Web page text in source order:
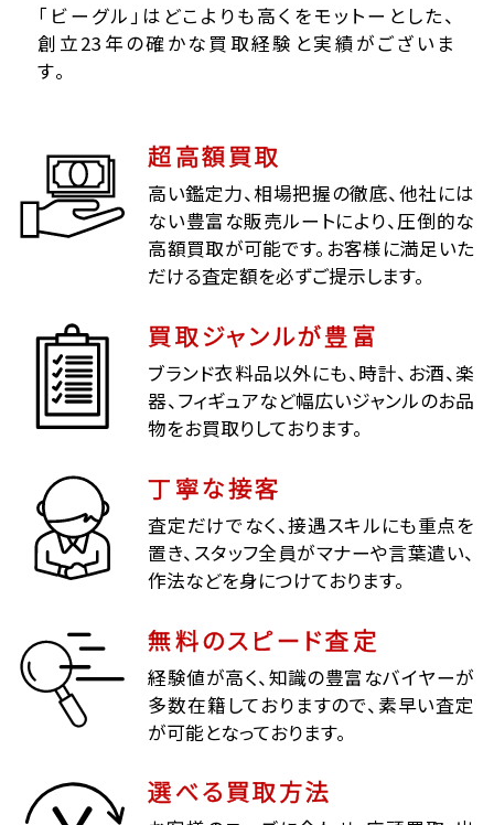
「ビーグル」はどこよりも高くをモットーとした、
創立23年の確かな買取経験と実績がございま
す。
超高額買取
高い鑑定力、相場把握の徹底、他社には
ない豊富な販売ルートにより、圧倒的な
高額買取が可能です。お客様に満足いた
だける査定額を必ずご提示します。
買取ジャンルが豊富
ブランド衣料品以外にも、時計、お酒、楽
器、フィギュアなど幅広いジャンルのお品
物をお買取りしております。
丁寧な接客
査定だけでなく、接遇スキルにも重点を
置き、スタッフ全員がマナーや言葉遣い、
作法などを身につけております。
無料のスピード査定
経験値が高く、知識の豊富なバイヤーが
多数在籍しておりますので、素早い査定
が可能となっております。
選べる買取方法